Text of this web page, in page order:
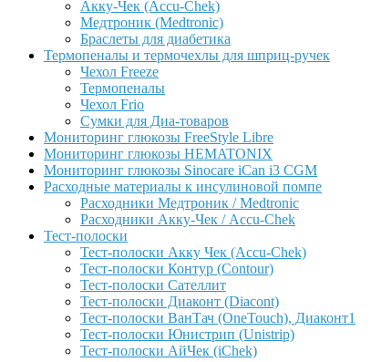
Акку-Чек (Accu-Chek)
Медтроник (Medtronic)
Браслеты для диабетика
Термопеналы и термочехлы для шприц-ручек
Чехол Freeze
Термопеналы
Чехол Frio
Сумки для Диа-товаров
Мониторинг глюкозы FreeStyle Libre
Мониторинг глюкозы HEMATONIX
Мониторинг глюкозы Sinocare iCan i3 CGM
Расходные материалы к инсулиновой помпе
Расходники Медтроник / Medtronic
Расходники Акку-Чек / Accu-Chek
Тест-полоски
Тест-полоски Акку Чек (Accu-Chek)
Тест-полоски Контур (Contour)
Тест-полоски Сателлит
Тест-полоски Диаконт (Diacont)
Тест-полоски ВанТач (OneTouch), Диаконт1
Тест-полоски Юнистрип (Unistrip)
Тест-полоски АйЧек (iChek)